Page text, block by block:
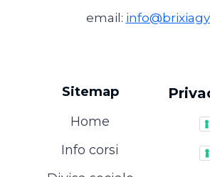
email:
Sitemap
Home
Info corsi